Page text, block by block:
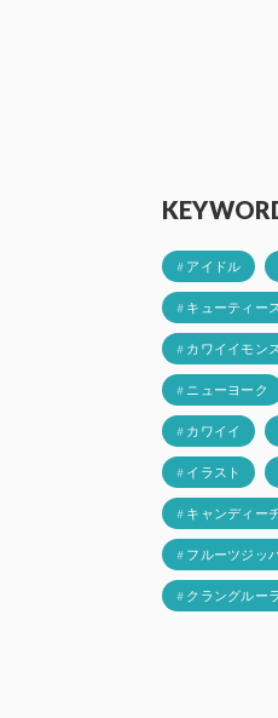
# アイドル
# キューティー
# カワイイモン
# ニューヨーク
# カワイイ
# イラスト
# キャンディー
# フルーツジッ
# クラングルー